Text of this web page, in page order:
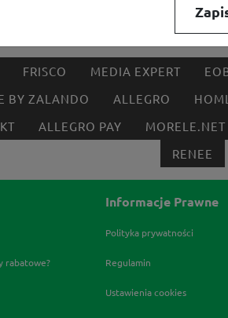
FRISCO MEDIA EXPERT
BY ZALANDO ALLEGRO
ALLEGRO PAY MORELE.NET
RENEE
rabatowe?
Informacje Prawne
Polityka prywatności
Regulamin
Ustawienia cookies